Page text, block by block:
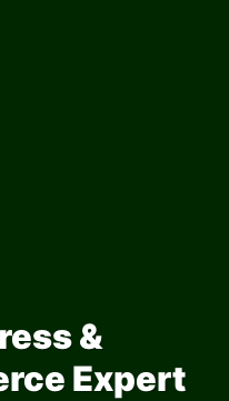
&
Expert